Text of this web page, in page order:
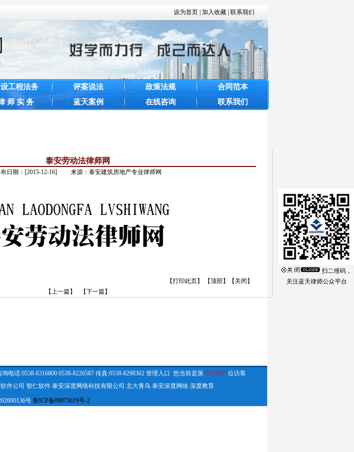
设为首页 加入收藏 联系我们
工程法务 评案说法 政策法规
合同范本
师 实 务 蓝天案例 在线咨询 联系我们
泰安劳动法律师网
日期：[2015-12-16] 来源：泰安建筑房地产专业律师网
【打印此页】 【顶部】【 关闭 】
【上一篇】
【下一篇】
话:0538-6316800 0538-8226587 传真:0538-8298362 管理入口 您当前是第15272617位访客
件公司 智仁软件 泰安深度网络科技有限公司 北大青鸟 泰安深度网络 深度教育
号 鲁ICP备09075619号-2
扫二维码，
关注蓝天律师公众平台